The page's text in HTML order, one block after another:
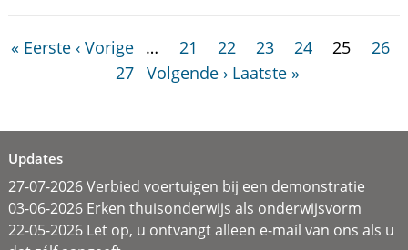
« Eerste ‹ Vorige … 21 22 23 24 25
26
27 Volgende › Laatste »
Updates
27-07-2026 Verbied voertuigen bij een demonstratie
03-06-2026 Erken thuisonderwijs als onderwijsvorm
22-05-2026 Let op, u ontvangt alleen e-mail van ons als u